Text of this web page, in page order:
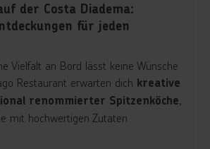
der Costa Diadema:
für jeden
Vielfalt an Bord lässt keine Wünsche
Restaurant erwarten dich kreative
renommierter Spitzenköche,
mit hochwertigen Zutaten